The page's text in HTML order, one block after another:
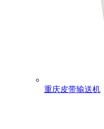
重庆皮带输送机